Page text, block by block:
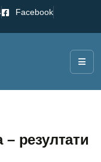
Facebook
резултати